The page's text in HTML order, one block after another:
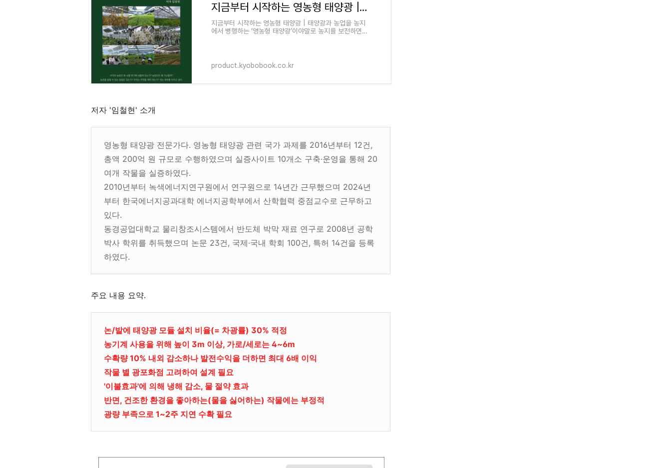
지금부터 시작하는 영농형 태양광 | 임철현 - 교보문고
지금부터 시작하는 영농형 태양광 | 태양광과 농업을 농지
에서 병행하는 ‘영농형 태양광’이야말로 농지를 보전하면서
product.kyobobook.co.kr
저자 '임철현' 소개
영농형 태양광 전문가다. 영농형 태양광 관련 국가 과제를 2016년부터 12건,
총액 200억 원 규모로 수행하였으며 실증사이트 10개소 구축·운영을 통해 20
여개 작물을 실증하였다.
2010년부터 녹색에너지연구원에서 연구원으로 14년간 근무했으며 2024년
부터 한국에너지공과대학 에너지공학부에서 산학협력 중점교수로 근무하고
있다.
동경공업대학교 물리창조시스템에서 반도체 박막 재료 연구로 2008년 공학
박사 학위를 취득했으며 논문 23건, 국제·국내 학회 100건, 특허 14건을 등록
하였다.
주요 내용 요약.
논/밭에 태양광 모듈 설치 비율(= 차광률) 30% 적정
농기계 사용을 위해 높이 3m 이상, 가로/세로는 4~6m
수확량 10% 내외 감소하나 발전수익을 더하면 최대 6배 이익
작물 별 광포화점 고려하여 설계 필요
'이불효과'에 의해 냉해 감소, 물 절약 효과
반면, 건조한 환경을 좋아하는(물을 싫어하는) 작물에는 부정적
광량 부족으로 1~2주 지연 수확 필요